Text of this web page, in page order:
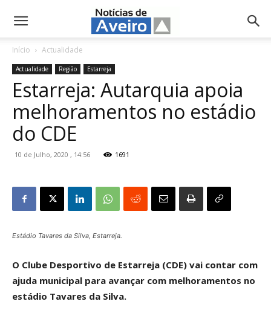
NotíciasdeAveiro.pt
Início Actualidade
Actualidade Região Estarreja
Estarreja: Autarquia apoia
melhoramentos no estádio
do CDE
10 de Julho, 2020 , 14:56 1691
Estádio Tavares da Silva, Estarreja.
O Clube Desportivo de Estarreja (CDE) vai contar com
ajuda municipal para avançar com melhoramentos no
estádio Tavares da Silva.